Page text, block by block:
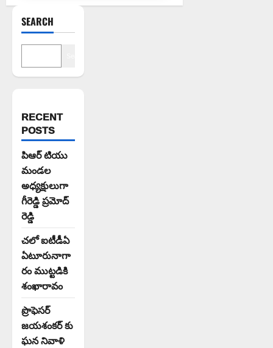
SEARCH
RECENT
POSTS
పిఆర్ టియు
మండల
అధ్యక్షులుగా
గీరెడ్డి ప్రమోద్
రెడ్డి
చలో ఐటీడీఏ
ఏటూరునాగా
రం ముట్టడికి
శంఖారావం
ప్రొఫెసర్
జయశంకర్ కు
ఘన నివాళి